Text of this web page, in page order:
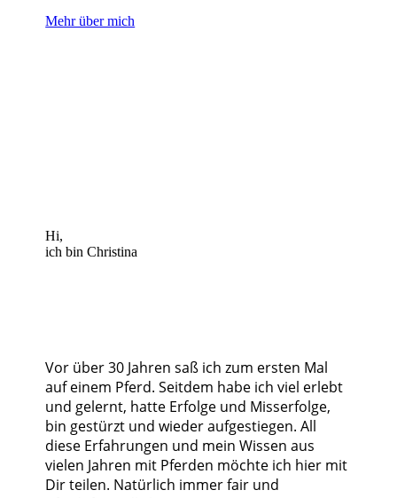
Mehr über mich
Hi,
ich bin Christina
Vor über 30 Jahren saß ich zum ersten Mal
auf einem Pferd. Seitdem habe ich viel erlebt
und gelernt, hatte Erfolge und Misserfolge,
bin gestürzt und wieder aufgestiegen. All
diese Erfahrungen und mein Wissen aus
vielen Jahren mit Pferden möchte ich hier mit
Dir teilen. Natürlich immer fair und